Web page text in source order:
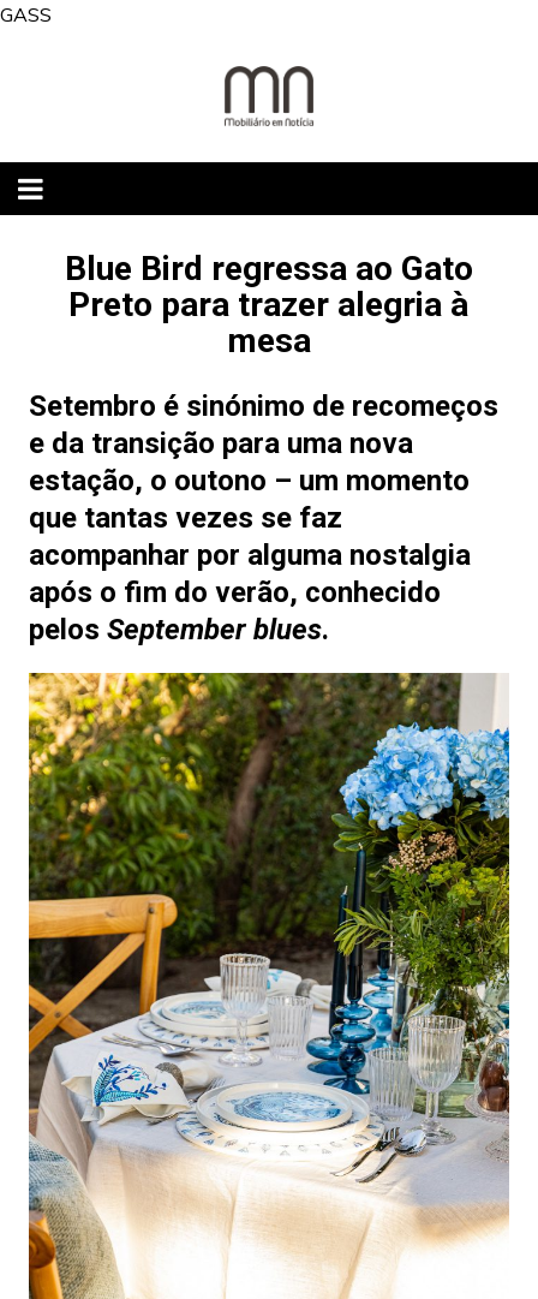
GASS
Blue Bird regressa ao Gato
Preto para trazer alegria à
mesa
Setembro é sinónimo de recomeços
e da transição para uma nova
estação, o outono – um momento
que tantas vezes se faz
acompanhar por alguma nostalgia
após o fim do verão, conhecido
pelos September blues.